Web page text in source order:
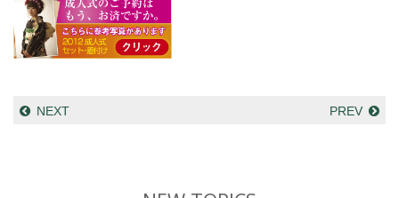
NEXT PREV